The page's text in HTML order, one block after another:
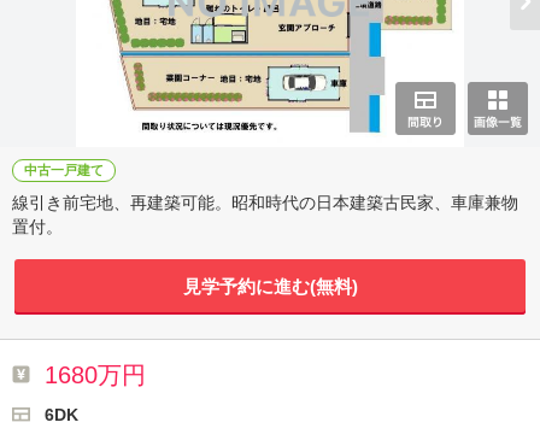
中古一戸建て
線引き前宅地、再建築可能。昭和時代の日本建築古民家、車庫兼物
置付。
見学予約に進む(無料)
1680万円
6DK